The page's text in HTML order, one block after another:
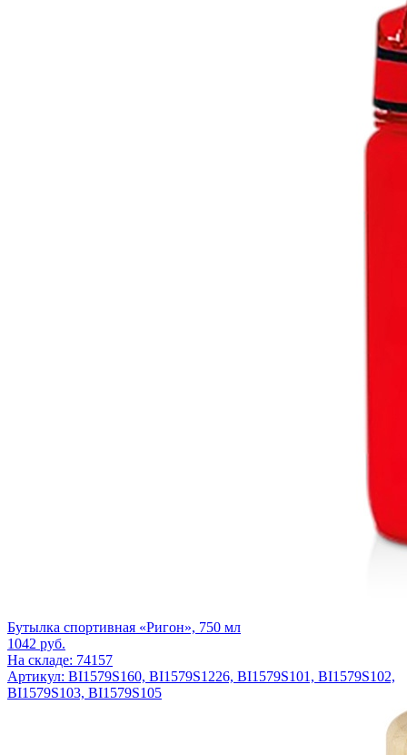
Бутылка спортивная «Ригон», 750 мл
1042 руб.
На складе: 74157
Артикул: BI1579S160, BI1579S1226, BI1579S101, BI1579S102,
BI1579S103, BI1579S105